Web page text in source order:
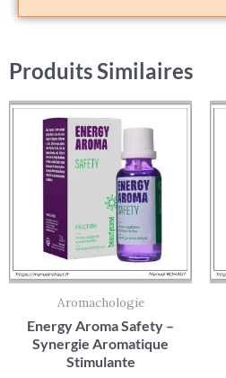
Produits Similaires
Aromachologie
Energy Aroma Safety –
Synergie Aromatique
Stimulante